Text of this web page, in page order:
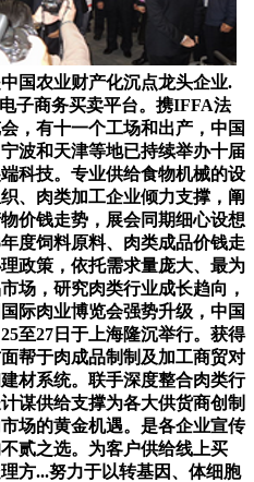
国农业财产化沉点龙头企业.
子商务买卖平台。携IFFA法
，有十一个工场和出产，中国
波和天津等地已持续举办十届
科技。专业供给食物机械的设
、肉类加工企业倾力支撑，阐
价钱走势，展会同期细心设想
度饲料原料、肉类成品价钱走
政策，依托需求量庞大、最为
场，研究肉类行业成长趋向，
际肉业博览会强势升级，中国
至27日于上海隆沉举行。获得
帮于肉成品制制及加工商贸对
材系统。联手深度整合肉类行
谋供给支撑为各大供货商创制
场的黄金机遇。是各企业宣传
贰之选。为客户供给线上买
方...努力于以转基因、体细胞